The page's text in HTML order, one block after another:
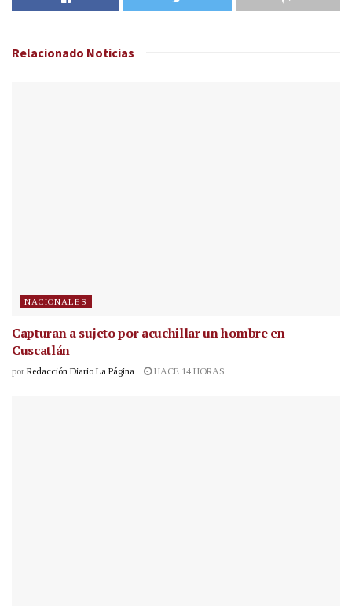
Relacionado Noticias
NACIONALES
Capturan a sujeto por acuchillar un hombre en
Cuscatlán
por Redacción Diario La Página HACE 14 HORAS